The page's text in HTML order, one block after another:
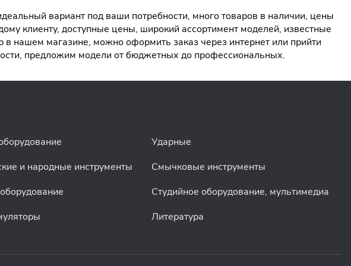
вариант под ваши потребности, много товаров в наличии, цены
клиенту, доступные цены, широкий ассортимент моделей, известные
нашем магазине, можно оформить заказ через интернет или прийти
предложим модели от бюджетных до профессиональных.
Ударные
и народные инструменты
Смычковые инструменты
Студийное оборудование, мультимедиа
Литература